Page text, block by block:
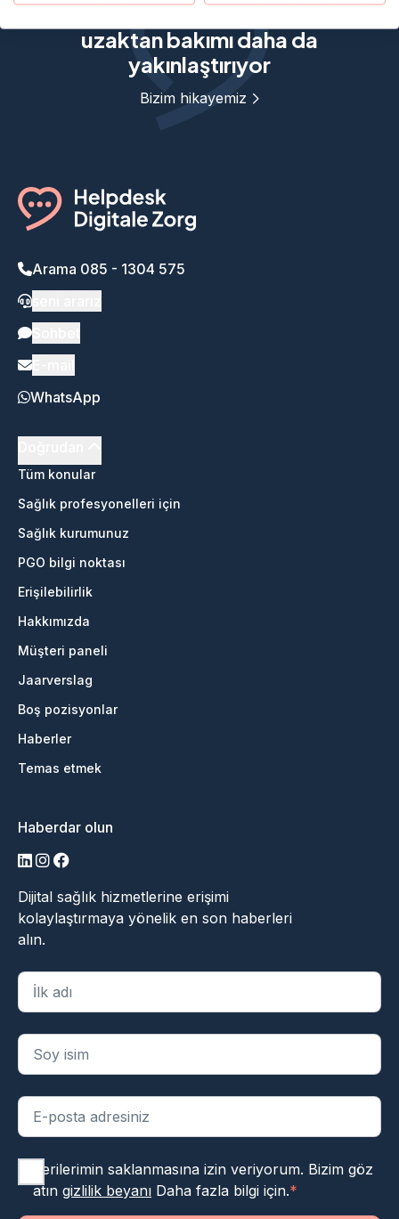
Yardım Masası Dijital Bakım,
uzaktan bakımı daha da
yakınlaştırıyor
Bizim hikayemiz
Arama 085 - 1304 575
WhatsApp
Tüm konular
Sağlık profesyonelleri için
Sağlık kurumunuz
PGO bilgi noktası
Erişilebilirlik
Hakkımızda
Müşteri paneli
Jaarverslag
Boş pozisyonlar
Haberler
Temas etmek
Haberdar olun
LinkedIn
Instagram
Facebook
Dijital sağlık hizmetlerine erişimi
kolaylaştırmaya yönelik en son haberleri
alın.
"*" zorunlu alanları belirtir
Verilerimin saklanmasına izin veriyorum. Bizim göz
atıngizlilik beyanı Daha fazla bilgi için.*